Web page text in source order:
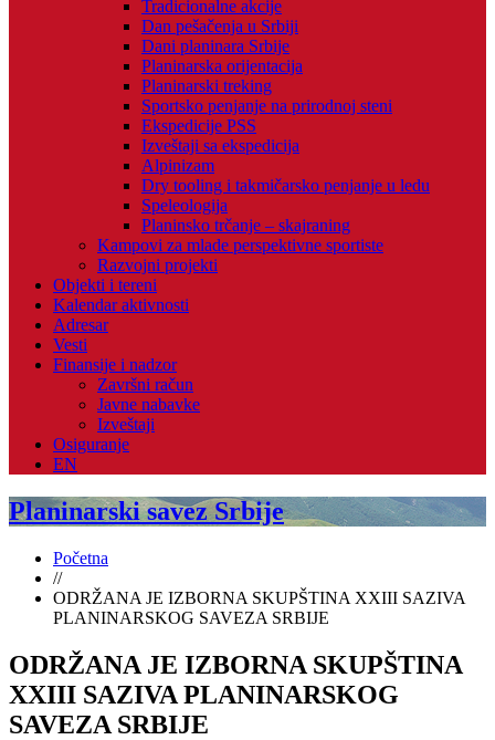
Tradicionalne akcije
Dan pešačenja u Srbiji
Dani planinara Srbije
Planinarska orijentacija
Planinarski treking
Sportsko penjanje na prirodnoj steni
Ekspedicije PSS
Izveštaji sa ekspedicija
Alpinizam
Dry tooling i takmičarsko penjanje u ledu
Speleologija
Planinsko trčanje – skajraning
Kampovi za mlade perspektivne sportiste
Razvojni projekti
Objekti i tereni
Kalendar aktivnosti
Adresar
Vesti
Finansije i nadzor
Završni račun
Javne nabavke
Izveštaji
Osiguranje
EN
Planinarski savez Srbije
Početna
//
ODRŽANA JE IZBORNA SKUPŠTINA XXIII SAZIVA
PLANINARSKOG SAVEZA SRBIJE
ODRŽANA JE IZBORNA SKUPŠTINA
XXIII SAZIVA PLANINARSKOG
SAVEZA SRBIJE